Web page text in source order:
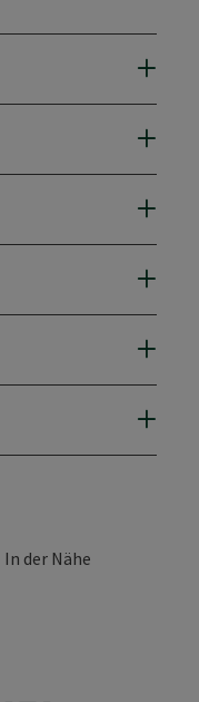
In der Nähe